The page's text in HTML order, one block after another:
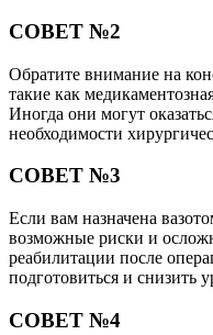
СОВЕТ №2
Обратите внимание на
такие как
Иногда они могут
необходимости
СОВЕТ №3
Если вам назначена
возможные риски и
реабилитации после
подготовиться и снизить
СОВЕТ №4